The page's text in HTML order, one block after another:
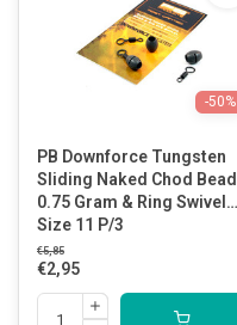
-50%
PB Downforce Tungsten
Sliding Naked Chod Bead
0.75 Gram & Ring Swivel
Size 11 P/3
€5,85
€2,95